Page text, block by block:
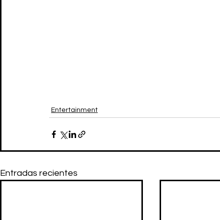
Entertainment
Entradas recientes